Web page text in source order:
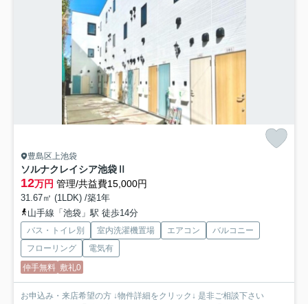
豊島区上池袋
ソルナクレイシア池袋Ⅱ
12万円 管理/共益費15,000円
31.67㎡ (1LDK) /築1年
山手線「池袋」駅 徒歩14分
バス・トイレ別 室内洗濯機置場 エアコン
バルコニー
フローリング
電気有
仲手無料 敷礼0
お申込み・来店希望の方 ↓物件詳細をクリック↓ 是非ご相談下さい